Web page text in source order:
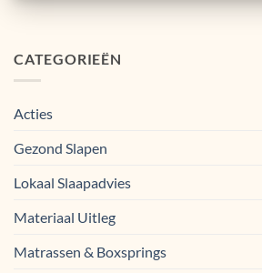
CATEGORIEËN
Acties
Gezond Slapen
Lokaal Slaapadvies
Materiaal Uitleg
Matrassen & Boxsprings